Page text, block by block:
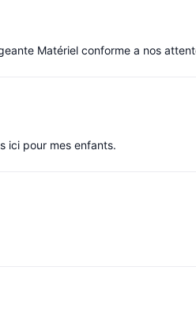
Matériel conforme a nos
ici pour mes enfants.